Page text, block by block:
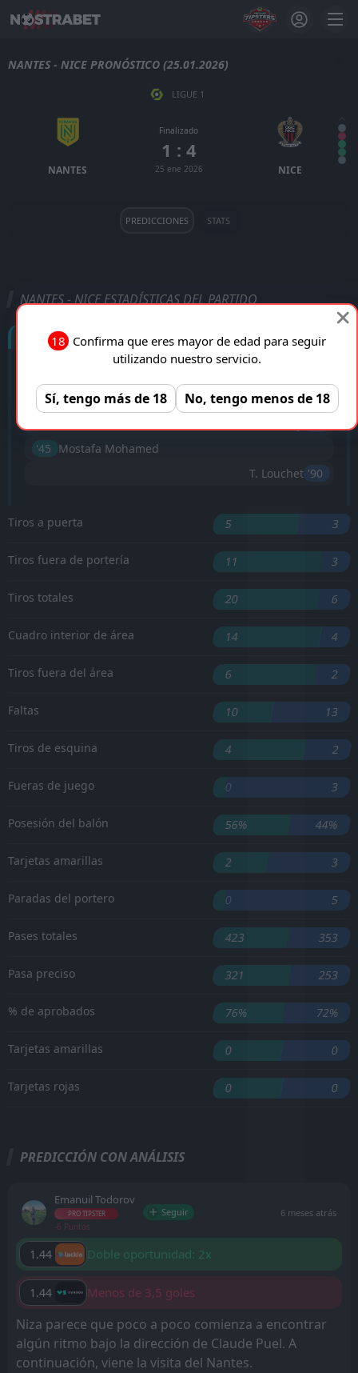
NANTES - NICE PRONÓSTICO (25.01.2026)
LIGUE 1
NANTES
Finalizado
1 : 4
25 ene 2026 NICE
PREDICCIONES STATS
NANTES - NICE ESTADÍSTICAS DEL PARTIDO
Goles
M. Cho '29 ︎
'45 ︎ Mostafa Mohamed
T. Louchet '90 ︎
Tiros a puerta 5 3
Tiros fuera de portería 11 3
Tiros totales 20 6
Cuadro interior de área 14 4
Tiros fuera del área 6 2
Faltas 10 13
Tiros de esquina 4 2
Fueras de juego 0 3
Posesión del balón 56% 44%
Tarjetas amarillas 2 3
Paradas del portero 0 5
Pases totales 423 353
Pasa preciso 321 253
% de aprobados 76% 72%
Tarjetas amarillas 0 0
Tarjetas rojas 0 0
PREDICCIÓN CON ANÁLISIS
Emanuil Todorov
PRO TIPSTER
-6 Puntos
Seguir 6 meses atrás
1.44 Doble oportunidad: 2x
1.44 Menos de 3,5 goles
Niza parece que poco a poco comienza a encontrar
algún ritmo bajo la dirección de Claude Puel. A
continuación, viene la visita del Nantes.
18 Confirma que eres mayor de edad para seguir
utilizando nuestro servicio.
Sí, tengo más de 18 No, tengo menos de 18